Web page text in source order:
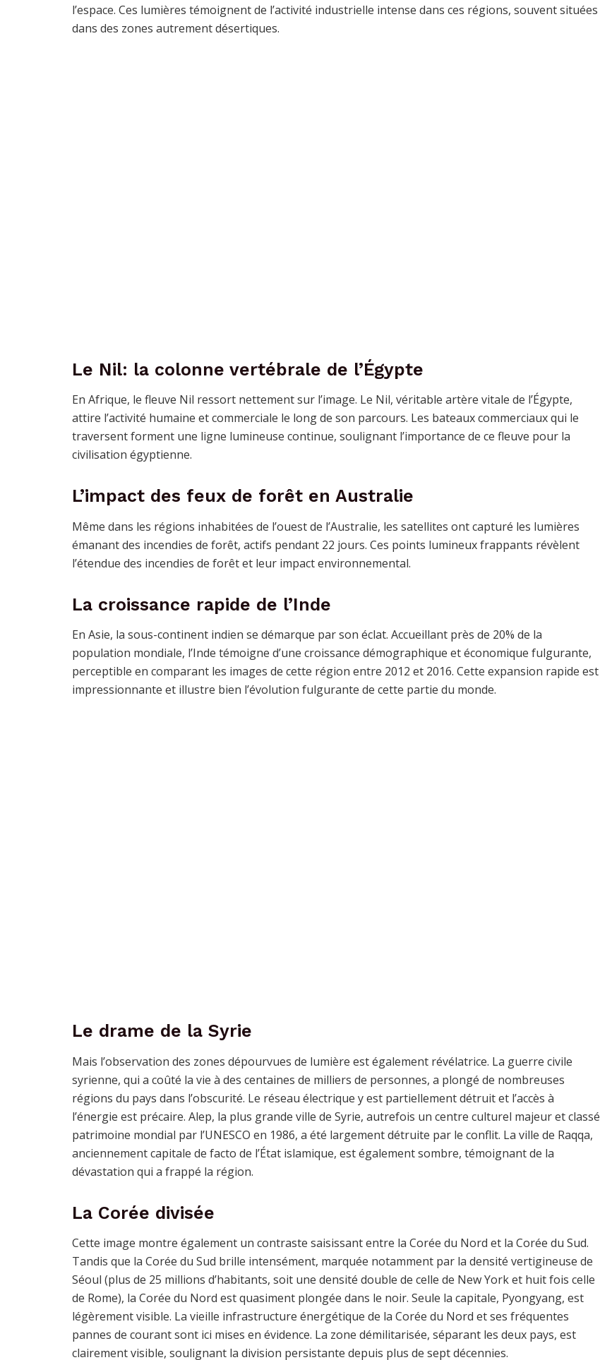
l’espace. Ces lumières témoignent de l’activité industrielle intense dans ces régions, souvent situées
dans des zones autrement désertiques.
Le Nil: la colonne vertébrale de l’Égypte
En Afrique, le fleuve Nil ressort nettement sur l’image. Le Nil, véritable artère vitale de l’Égypte,
attire l’activité humaine et commerciale le long de son parcours. Les bateaux commerciaux qui le
traversent forment une ligne lumineuse continue, soulignant l’importance de ce fleuve pour la
civilisation égyptienne.
L’impact des feux de forêt en Australie
Même dans les régions inhabitées de l’ouest de l’Australie, les satellites ont capturé les lumières
émanant des incendies de forêt, actifs pendant 22 jours. Ces points lumineux frappants révèlent
l’étendue des incendies de forêt et leur impact environnemental.
La croissance rapide de l’Inde
En Asie, la sous-continent indien se démarque par son éclat. Accueillant près de 20% de la
population mondiale, l’Inde témoigne d’une croissance démographique et économique fulgurante,
perceptible en comparant les images de cette région entre 2012 et 2016. Cette expansion rapide est
impressionnante et illustre bien l’évolution fulgurante de cette partie du monde.
Le drame de la Syrie
Mais l’observation des zones dépourvues de lumière est également révélatrice. La guerre civile
syrienne, qui a coûté la vie à des centaines de milliers de personnes, a plongé de nombreuses
régions du pays dans l’obscurité. Le réseau électrique y est partiellement détruit et l’accès à
l’énergie est précaire. Alep, la plus grande ville de Syrie, autrefois un centre culturel majeur et classé
patrimoine mondial par l’UNESCO en 1986, a été largement détruite par le conflit. La ville de Raqqa,
anciennement capitale de facto de l’État islamique, est également sombre, témoignant de la
dévastation qui a frappé la région.
La Corée divisée
Cette image montre également un contraste saisissant entre la Corée du Nord et la Corée du Sud.
Tandis que la Corée du Sud brille intensément, marquée notamment par la densité vertigineuse de
Séoul (plus de 25 millions d’habitants, soit une densité double de celle de New York et huit fois celle
de Rome), la Corée du Nord est quasiment plongée dans le noir. Seule la capitale, Pyongyang, est
légèrement visible. La vieille infrastructure énergétique de la Corée du Nord et ses fréquentes
pannes de courant sont ici mises en évidence. La zone démilitarisée, séparant les deux pays, est
clairement visible, soulignant la division persistante depuis plus de sept décennies.